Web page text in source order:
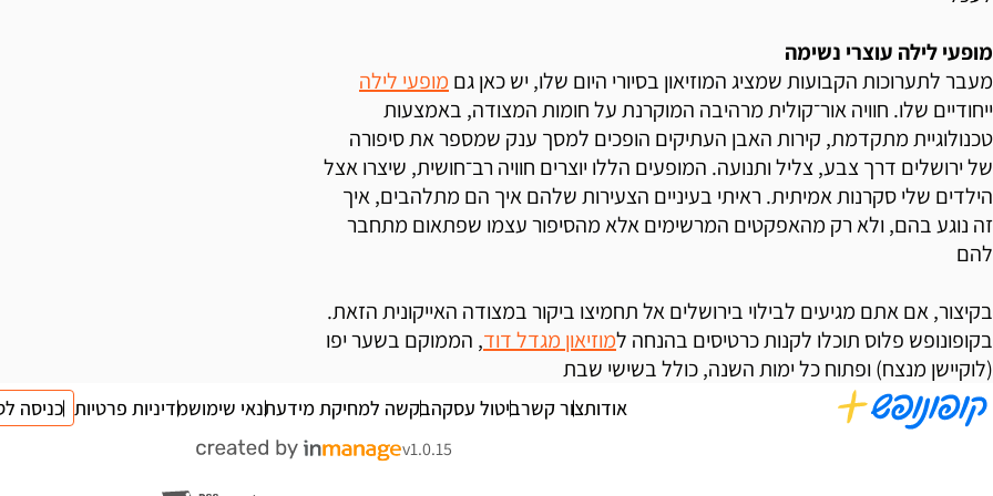
מופעי לילה עוצרי נשימה
מעבר לתערוכות הקבועות שמציג המוזיאון בסיורי היום שלו, יש כאן גם מופעי לילה
ייחודיים שלו. חוויה אור־קולית מרהיבה המוקרנת על חומות המצודה, באמצעות
טכנולוגיית מתקדמת, קירות האבן העתיקים הופכים למסך ענק שמספר את סיפורה
של ירושלים דרך צבע, צליל ותנועה. המופעים הללו יוצרים חוויה רב־חושית, שיצרו אצל
הילדים שלי סקרנות אמיתית. ראיתי בעיניים הצעירות שלהם איך הם מתלהבים, איך
זה נוגע בהם, ולא רק מהאפקטים המרשימים אלא מהסיפור עצמו שפתאום מתחבר
להם
בקיצור, אם אתם מגיעים לבילוי בירושלים אל תחמיצו ביקור במצודה האייקונית הזאת.
בקופונופש פלוס תוכלו לקנות כרטיסים בהנחה למוזיאון מגדל דוד, הממוקם בשער יפו
(לוקיישן מנצח) ופתוח כל ימות השנה, כולל בשישי שבת
אודותצור קשרביטול עסקהבקשה למחיקת מידעתנאי שימושמדיניות פרטיות כניסה
v1.0.15